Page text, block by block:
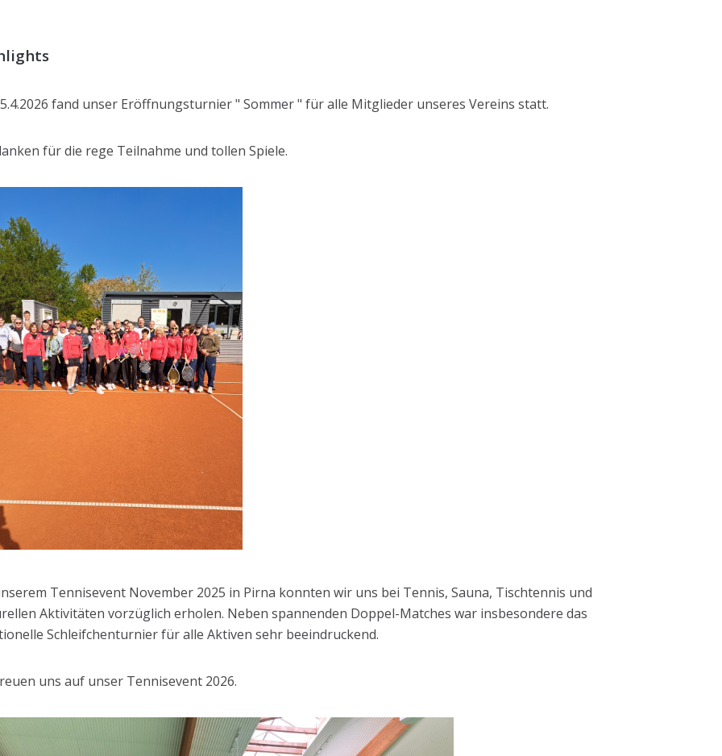
fand unser Eröffnungsturnier " Sommer " für alle Mitglieder unseres Vereins statt.
für die rege Teilnahme und tollen Spiele.
Tennisevent November 2025 in Pirna konnten wir uns bei Tennis, Sauna, Tischtennis und
Aktivitäten vorzüglich erholen. Neben spannenden Doppel-Matches war insbesondere das
Schleifchenturnier für alle Aktiven sehr beeindruckend.
uns auf unser Tennisevent 2026.